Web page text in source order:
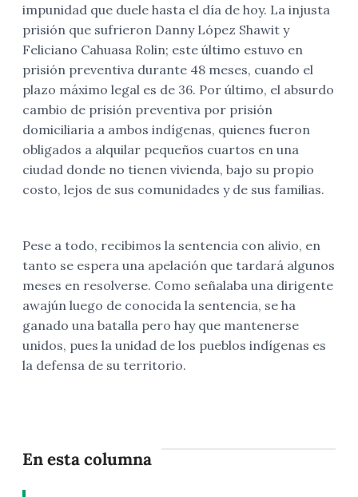
impunidad que duele hasta el día de hoy. La injusta
prisión que sufrieron Danny López Shawit y
Feliciano Cahuasa Rolin; este último estuvo en
prisión preventiva durante 48 meses, cuando el
plazo máximo legal es de 36. Por último, el absurdo
cambio de prisión preventiva por prisión
domiciliaria a ambos indígenas, quienes fueron
obligados a alquilar pequeños cuartos en una
ciudad donde no tienen vivienda, bajo su propio
costo, lejos de sus comunidades y de sus familias.
Pese a todo, recibimos la sentencia con alivio, en
tanto se espera una apelación que tardará algunos
meses en resolverse. Como señalaba una dirigente
awajún luego de conocida la sentencia, se ha
ganado una batalla pero hay que mantenerse
unidos, pues la unidad de los pueblos indígenas es
la defensa de su territorio.
En esta columna